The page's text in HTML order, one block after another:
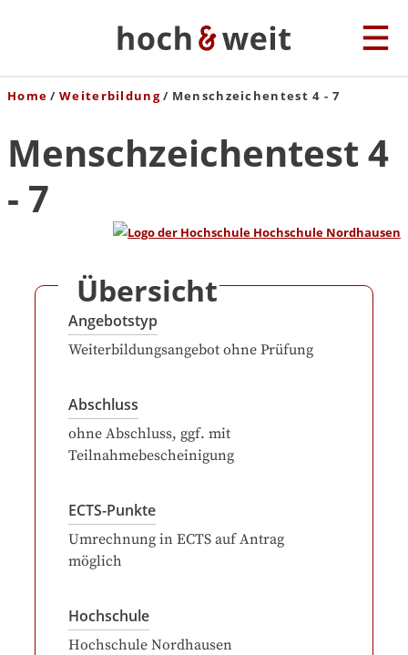
Home Weiterbildung Menschzeichentest 4 - 7
Menschzeichentest 4
- 7
Übersicht
Angebotstyp
Weiterbildungsangebot ohne Prüfung
Abschluss
ohne Abschluss, ggf. mit
Teilnahmebescheinigung
ECTS-Punkte
Umrechnung in ECTS auf Antrag
möglich
Hochschule
Hochschule Nordhausen